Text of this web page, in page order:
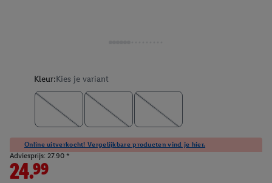
Kleur:Kies je variant
Online uitverkocht! Vergelijkbare producten vind je hier.
Adviesprijs: 27.90 *
24.99